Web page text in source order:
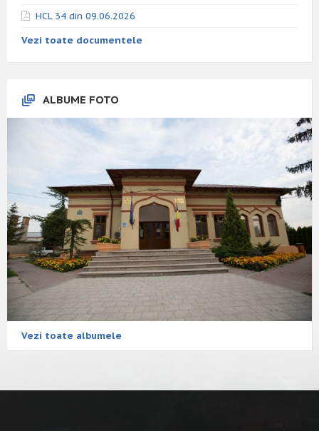
HCL 34 din 09.06.2026
Vezi toate documentele
ALBUME FOTO
Vezi toate albumele